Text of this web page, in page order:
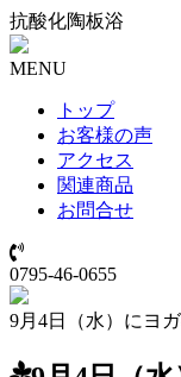
抗酸化陶板浴
MENU
トップ
お客様の声
アクセス
関連商品
お問合せ
0795-46-0655
9月4日（水）にヨ